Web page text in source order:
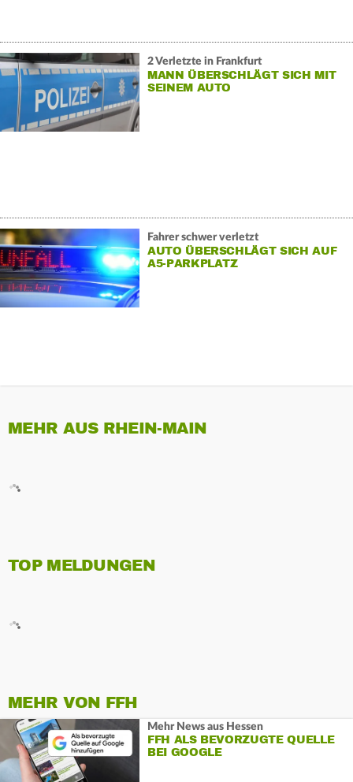
2 Verletzte in Frankfurt
MANN ÜBERSCHLÄGT SICH MIT
SEINEM AUTO
Fahrer schwer verletzt
AUTO ÜBERSCHLÄGT SICH AUF
A5-PARKPLATZ
MEHR AUS RHEIN-MAIN
TOP MELDUNGEN
MEHR VON FFH
Mehr News aus Hessen
FFH ALS BEVORZUGTE QUELLE
BEI GOOGLE